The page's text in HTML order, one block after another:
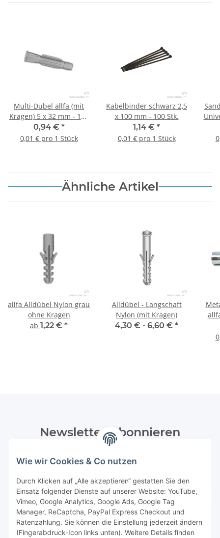
Wie wir Cookies & Co nutzen
Durch Klicken auf „Alle akzeptieren“ gestatten Sie den
Einsatz folgender Dienste auf unserer Website: YouTube,
Vimeo, Google Analytics, Google Ads, Google Tag
Manager, ReCaptcha, PayPal Express Checkout und
Ratenzahlung. Sie können die Einstellung jederzeit ändern
(Fingerabdruck-Icon links unten). Weitere Details finden
Multi-Dübel allfa (mit
Kragen) 5 x 32 mm - 100
Stk.
0,94 € *
0,01 € pro 1 Stück
Kabelbinder schwarz 2,5
x 100 mm - 100 Stk.
1,14 € *
0,01 € pro 1 Stück
Ähnliche Artikel
allfa Alldübel Nylon grau
ohne Kragen
ab 1,22 € *
Alldübel - Langschaft
Nylon (mit Kragen)
4,30 € - 6,60 € *
Newsletter Abonnieren
Datenschutzerklärungregelmäßig und jederzeit widerruflich
Abonnieren
Informationen